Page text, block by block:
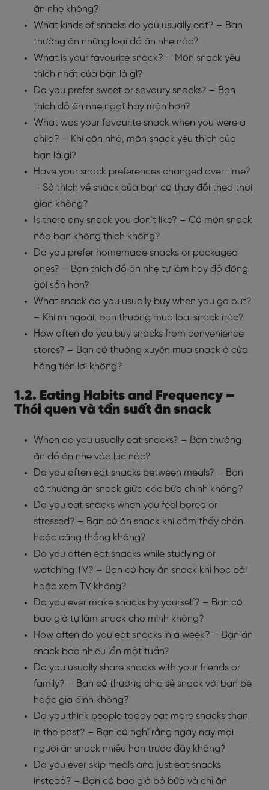
ăn nhẹ không?
What kinds of snacks do you usually eat? – Bạn
thường ăn những loại đồ ăn nhẹ nào?
What is your favourite snack? – Món snack yêu
thích nhất của bạn là gì?
Do you prefer sweet or savoury snacks? – Bạn
thích đồ ăn nhẹ ngọt hay mặn hơn?
What was your favourite snack when you were a
child? – Khi còn nhỏ, món snack yêu thích của
bạn là gì?
Have your snack preferences changed over time?
– Sở thích về snack của bạn có thay đổi theo thời
gian không?
Is there any snack you don’t like? – Có món snack
nào bạn không thích không?
Do you prefer homemade snacks or packaged
ones? – Bạn thích đồ ăn nhẹ tự làm hay đồ đóng
gói sẵn hơn?
What snack do you usually buy when you go out?
– Khi ra ngoài, bạn thường mua loại snack nào?
How often do you buy snacks from convenience
stores? – Bạn có thường xuyên mua snack ở cửa
hàng tiện lợi không?
1.2. Eating Habits and Frequency –
Thói quen và tần suất ăn snack
When do you usually eat snacks? – Bạn thường
ăn đồ ăn nhẹ vào lúc nào?
Do you often eat snacks between meals? – Bạn
có thường ăn snack giữa các bữa chính không?
Do you eat snacks when you feel bored or
stressed? – Bạn có ăn snack khi cảm thấy chán
hoặc căng thẳng không?
Do you often eat snacks while studying or
watching TV? – Bạn có hay ăn snack khi học bài
hoặc xem TV không?
Do you ever make snacks by yourself? – Bạn có
bao giờ tự làm snack cho mình không?
How often do you eat snacks in a week? – Bạn ăn
snack bao nhiêu lần một tuần?
Do you usually share snacks with your friends or
family? – Bạn có thường chia sẻ snack với bạn bè
hoặc gia đình không?
Do you think people today eat more snacks than
in the past? – Bạn có nghĩ rằng ngày nay mọi
người ăn snack nhiều hơn trước đây không?
Do you ever skip meals and just eat snacks
instead? – Bạn có bao giờ bỏ bữa và chỉ ăn